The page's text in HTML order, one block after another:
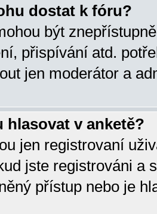
dostat k fóru?
být
přispívání atd.
jen moderátor a
hlasovat v anketě?
jen registrovaní
jste registrováni a
přístup nebo je